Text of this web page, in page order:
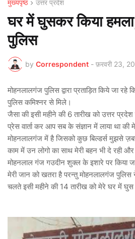
मुख्यपृष्ठ उत्तर प्रदेश
घर में घुसकर किया
पुलिस
by Correspondent - फ़रवरी 23,
मोहनलालगंज पुलिस द्वारा प्रताड़ित किये जा
पुलिस कमिश्नर से मिले।
जैसा की इसी महीने की 6 तारीख को उत्तर प्रदेश
प्रेस वार्ता कर आप सब के संज्ञान में लाया था की
मोहनलालगंज में है जिसको कुछ बिल्डर्स मुझसे
काम में उन लोगो का साथ मेरी बहन भी दे रही और
मोहनलाल गंज गउदीन शुक्ल के इशारे पर किया
मेरी जान को खतरा है परन्तु मोहनलालगंज पुलिस
चलते इसी महीने की 14 तारीख को मेरे घर में